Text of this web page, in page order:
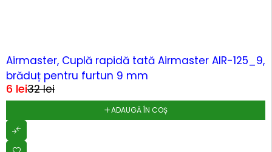
Airmaster, Cuplă rapidă tată Airmaster AIR-125_9,
brăduț pentru furtun 9 mm
32lei
6 lei
ADAUGĂ ÎN COȘ